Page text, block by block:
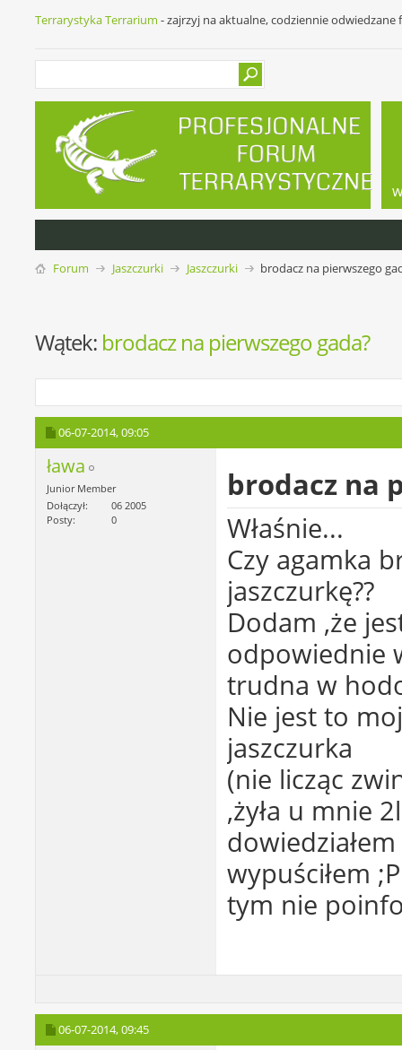
Terrarystyka Terrarium - zajrzyj na aktualne, codziennie
Forum Jaszczurki Jaszczurki brodacz na pierwszego
Wątek: brodacz na pierwszego gada?
06-07-2014,09:05
ława
Junior Member
Dołączył
06 2005
Posty
0
brodacz na
Właśnie...
Czy agamka
jaszczurkę??
Dodam ,że
odpowiednie
trudna w
Nie jest to
jaszczurka
(nie licząc
,żyła u mnie
wypuściłem
tym nie
06-07-2014,09:45